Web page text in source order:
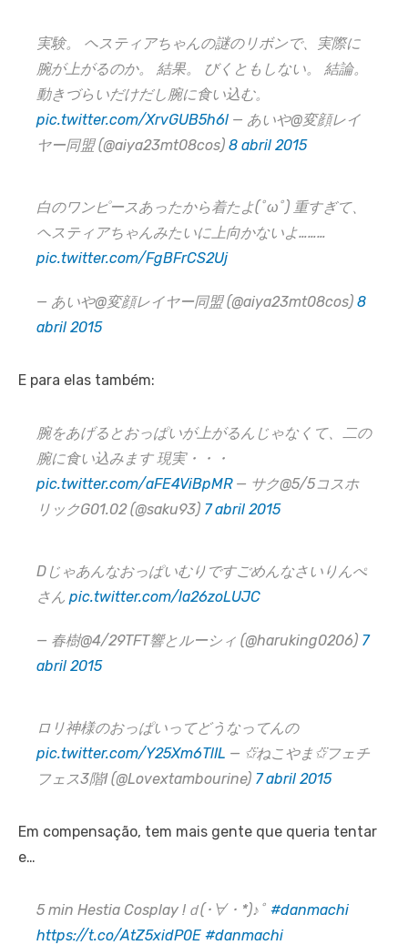
実験。 ヘスティアちゃんの謎のリボンで、実際に
腕が上がるのか。 結果。 びくともしない。 結論。
動きづらいだけだし腕に食い込む。
pic.twitter.com/XrvGUB5h6l — あいや@変顔レイ
ヤー同盟 (@aiya23mt08cos) 8 abril 2015
白のワンピースあったから着たよ(ﾟωﾟ) 重すぎて、
ヘスティアちゃんみたいに上向かないよ………
pic.twitter.com/FgBFrCS2Uj
— あいや@変顔レイヤー同盟 (@aiya23mt08cos) 8
abril 2015
E para elas também:
腕をあげるとおっぱいが上がるんじゃなくて、二の
腕に食い込みます 現実・・・
pic.twitter.com/aFE4ViBpMR— サク@5/5コスホ
リックG01.02 (@saku93) 7 abril 2015
Dじゃあんなおっぱいむりですごめんなさいりんぺ
さん pic.twitter.com/la26zoLUJC
— 春樹@4/29TFT響とルーシィ (@haruking0206) 7
abril 2015
ロリ神様のおっぱいってどうなってんの
pic.twitter.com/Y25Xm6TlIL — ✩⃛ねこやま✩⃛フェチ
フェス3階I (@Lovextambourine) 7 abril 2015
Em compensação, tem mais gente que queria tentar
e…
5 min Hestia Cosplay !ｄ(･∀・*)♪ﾟ #danmachi
https://t.co/AtZ5xidP0E #danmachi